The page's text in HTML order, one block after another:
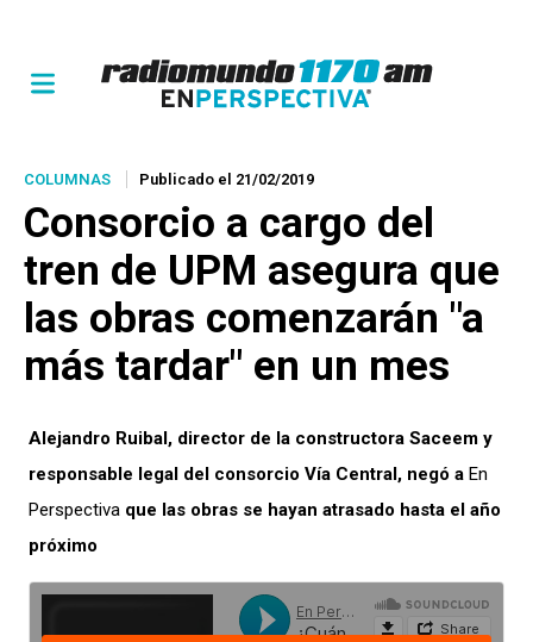
COLUMNAS Publicado el 21/02/2019
Consorcio a cargo del
tren de UPM asegura que
las obras comenzarán "a
más tardar" en un mes
Alejandro Ruibal, director de la constructora Saceem y
responsable legal del consorcio Vía Central, negó a En
Perspectiva que las obras se hayan atrasado hasta el año
próximo